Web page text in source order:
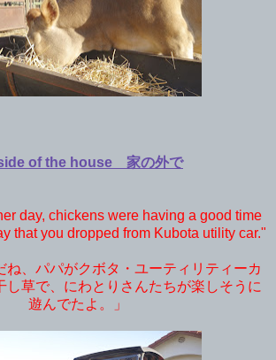
of the house 家の外で
day, chickens were having a good time
that you dropped from Kubota utility car."
ね、パパがクボタ・ユーティリティーカ
し草で、にわとりさんたちが楽しそうに
遊んでたよ。」